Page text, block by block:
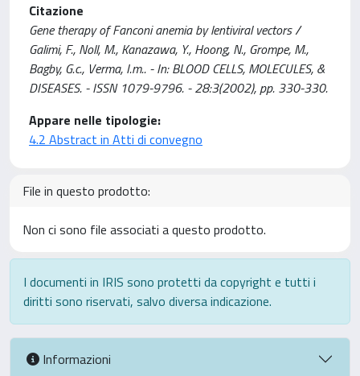
Citazione
Gene therapy of Fanconi anemia by lentiviral vectors /
Galimi, F., Noll, M., Kanazawa, Y., Hoong, N., Grompe, M.,
Bagby, G.c., Verma, I.m.. - In: BLOOD CELLS, MOLECULES, &
DISEASES. - ISSN 1079-9796. - 28:3(2002), pp. 330-330.
Appare nelle tipologie:
4.2 Abstract in Atti di convegno
File in questo prodotto:
Non ci sono file associati a questo prodotto.
I documenti in IRIS sono protetti da copyright e tutti i
diritti sono riservati, salvo diversa indicazione.
Informazioni